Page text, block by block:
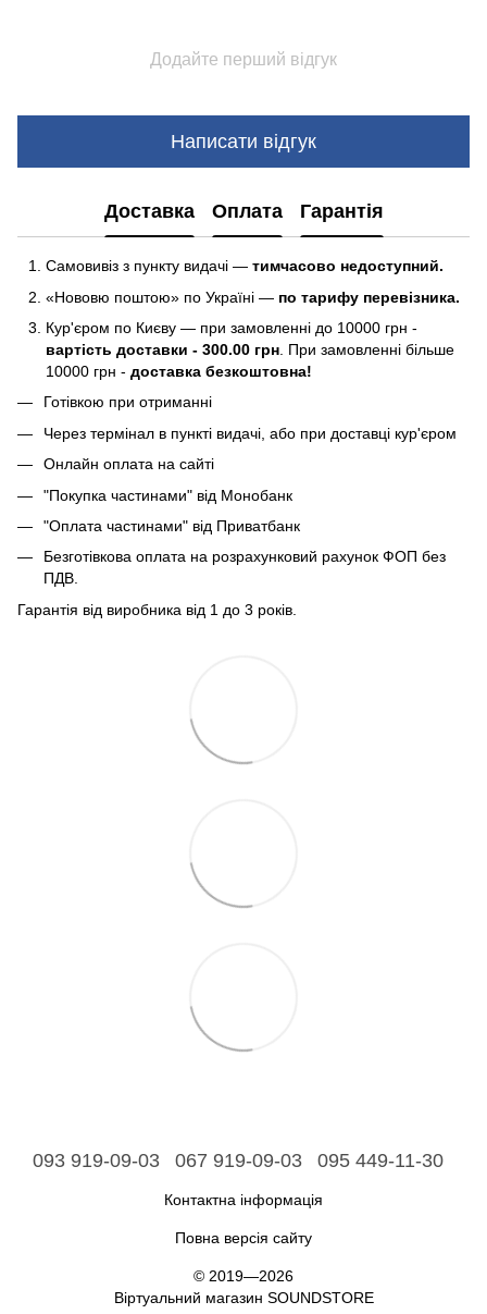
Додайте перший відгук
Написати відгук
Доставка Оплата Гарантія
Самовивіз з пункту видачі — тимчасово недоступний.
«Нововю поштою» по Україні — по тарифу перевізника.
Кур'єром по Києву — при замовленні до 10000 грн -
вартість доставки - 300.00 грн . При замовленні більше
10000 грн - доставка безкоштовна!
Готівкою при отриманні
Через термінал в пункті видачі, або при доставці кур'єром
Онлайн оплата на сайті
"Покупка частинами" від Монобанк
"Оплата частинами" від Приватбанк
Безготівкова оплата на розрахунковий рахунок ФОП без
ПДВ.
Гарантія від виробника від 1 до 3 років.
093 919-09-03 067 919-09-03 095 449-11-30
Контактна інформація
Повна версія сайту
© 2019—2026
Віртуальний магазин SOUNDSTORE